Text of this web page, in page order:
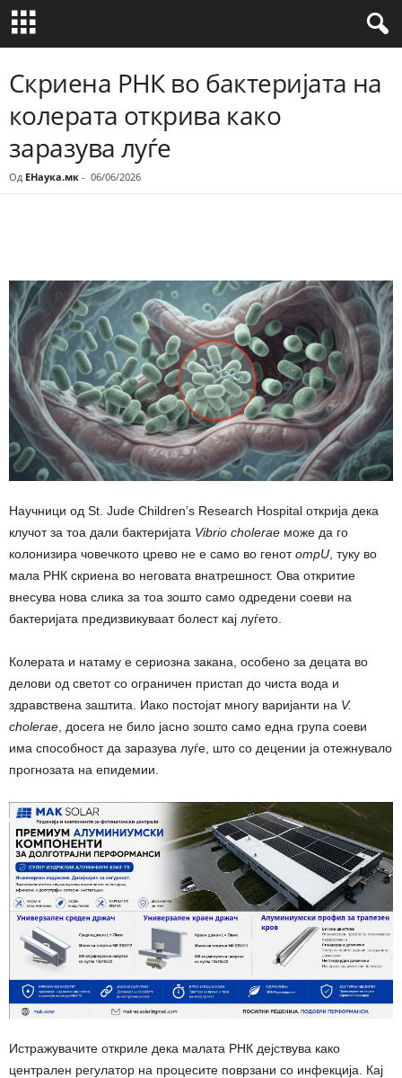
Скриена РНК во бактеријата на
колерата открива како
заразува луѓе
Од ЕНаука.мк - 06/06/2026
Научници од St. Jude Children’s Research Hospital открија дека
клучот за тоа дали бактеријата Vibrio cholerae може да го
колонизира човечкото црево не е само во генотompU , туку во
мала РНК скриена во неговата внатрешност. Ова откритие
внесува нова слика за тоа зошто само одредени соеви на
бактеријата предизвикуваат болест кај луѓето.
Колерата и натаму е сериозна закана, особено за децата во
делови од светот со ограничен пристап до чиста вода и
здравствена заштита. Иако постојат многу варијанти на V.
cholerae , досега не било јасно зошто само една група соеви
има способност да заразува луѓе, што со децении ја отежнувало
прогнозата на епидемии.
Истражувачите откриле дека малата РНК дејствува како
централен регулатор на процесите поврзани со инфекција. Кај